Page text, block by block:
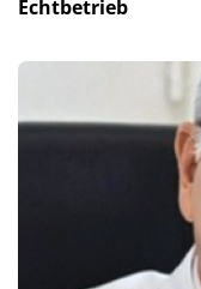
Echtbetrieb